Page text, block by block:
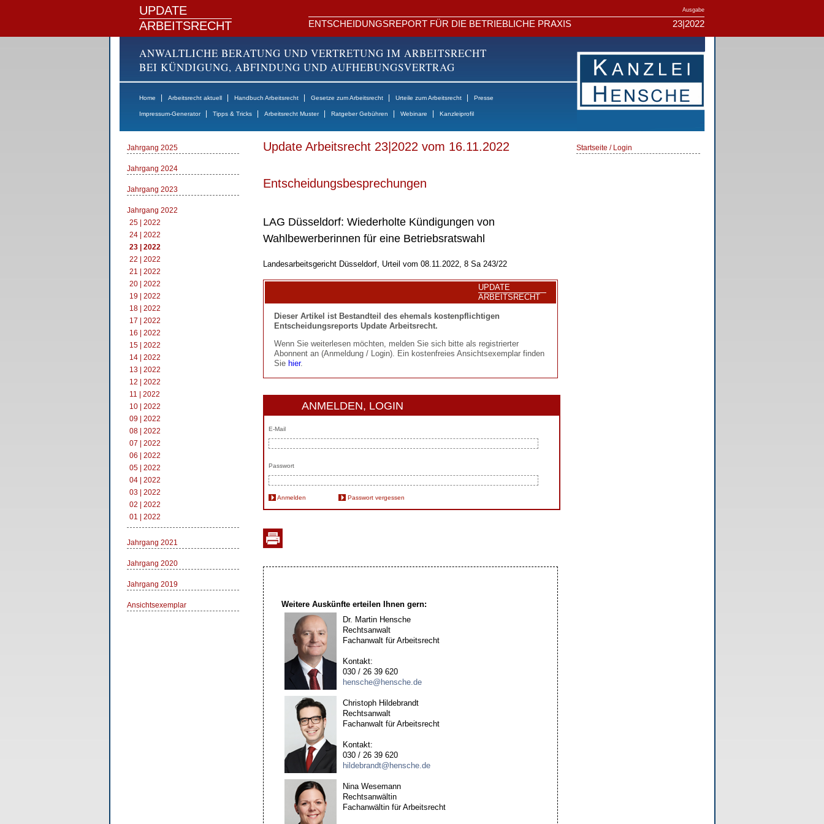
UPDATE
ARBEITSRECHT
Ausgabe
ENTSCHEIDUNGSREPORT FÜR DIE BETRIEBLICHE PRAXIS 23|2022
ANWALTLICHE BERATUNG UND VERTRETUNG IM ARBEITSRECHT
BEI KÜNDIGUNG, ABFINDUNG UND AUFHEBUNGSVERTRAG
Home Arbeitsrecht aktuell Handbuch Arbeitsrecht Gesetze zum Arbeitsrecht Urteile zum Arbeitsrecht Presse
Impressum-Generator Tipps & Tricks Arbeitsrecht Muster Ratgeber Gebühren Webinare Kanzleiprofil
Jahrgang 2025
Jahrgang 2024
Jahrgang 2023
Jahrgang 2022
25 | 2022
24 | 2022
23 | 2022
22 | 2022
21 | 2022
20 | 2022
19 | 2022
18 | 2022
17 | 2022
16 | 2022
15 | 2022
14 | 2022
13 | 2022
12 | 2022
11 | 2022
10 | 2022
09 | 2022
08 | 2022
07 | 2022
06 | 2022
05 | 2022
04 | 2022
03 | 2022
02 | 2022
01 | 2022
Jahrgang 2021
Jahrgang 2020
Jahrgang 2019
Ansichtsexemplar
Update Arbeitsrecht 23|2022 vom 16.11.2022
Entscheidungsbesprechungen
LAG Düsseldorf: Wiederholte Kündigungen von
Wahlbewerberinnen für eine Betriebsratswahl
Landesarbeitsgericht Düsseldorf, Urteil vom 08.11.2022, 8 Sa 243/22
UPDATE
ARBEITSRECHT
Dieser Artikel ist Bestandteil des ehemals kostenpflichtigen
Entscheidungsreports Update Arbeitsrecht.
Wenn Sie weiterlesen möchten, melden Sie sich bitte als registrierter
Abonnent an (Anmeldung / Login). Ein kostenfreies Ansichtsexemplar finden
Sie hier.
ANMELDEN, LOGIN
E-Mail
Passwort
Anmelden Passwort vergessen
Weitere Auskünfte erteilen Ihnen gern:
Dr. Martin Hensche
Rechtsanwalt
Fachanwalt für Arbeitsrecht
Kontakt:
030 / 26 39 620
hensche@hensche.de
Christoph Hildebrandt
Rechtsanwalt
Fachanwalt für Arbeitsrecht
Kontakt:
030 / 26 39 620
hildebrandt@hensche.de
Nina Wesemann
Rechtsanwältin
Fachanwältin für Arbeitsrecht
Startseite / Login